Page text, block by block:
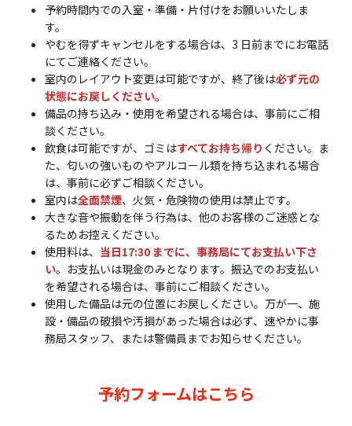
予約時間内での入室・準備・片付けをお願いいたしま
す。
やむを得ずキャンセルをする場合は、3 日前までにお電話
にてご連絡ください。
室内のレイアウト変更は可能ですが、終了後は必ず元の
状態にお戻しください。
備品の持ち込み・使用を希望される場合は、事前にご相
談ください。
飲食は可能ですが、ゴミはすべてお持ち帰り ください。ま
た、匂いの強いものやアルコール類を持ち込まれる場合
は、事前に必ずご相談ください。
室内は全面禁煙、火気・危険物の使用は禁止です。
大きな音や振動を伴う行為は、他のお客様のご迷惑とな
るためお控えください。
使用料は、 当日17:30 までに、事務局にてお支払い下さ
い。お支払いは現金のみとなります。振込でのお支払い
を希望される場合は、事前にご相談ください。
使用した備品は元の位置にお戻しください。万が一、施
設・備品の破損や汚損があった場合は必ず、速やかに事
務局スタッフ、または警備員までお知らせください。
予約フォームはこちら